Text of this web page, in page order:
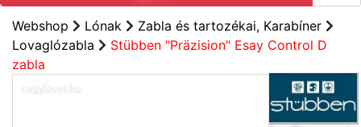
Webshop Lónak
Zabla és tartozékai, Karabíner
Lovaglózabla
Stübben "Präzision" Esay Control D
zabla